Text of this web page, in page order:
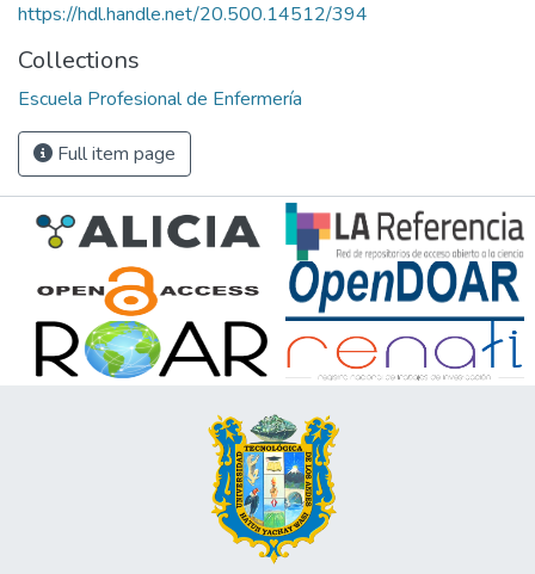
https://hdl.handle.net/20.500.14512/394
Collections
Escuela Profesional de Enfermería
Full item page